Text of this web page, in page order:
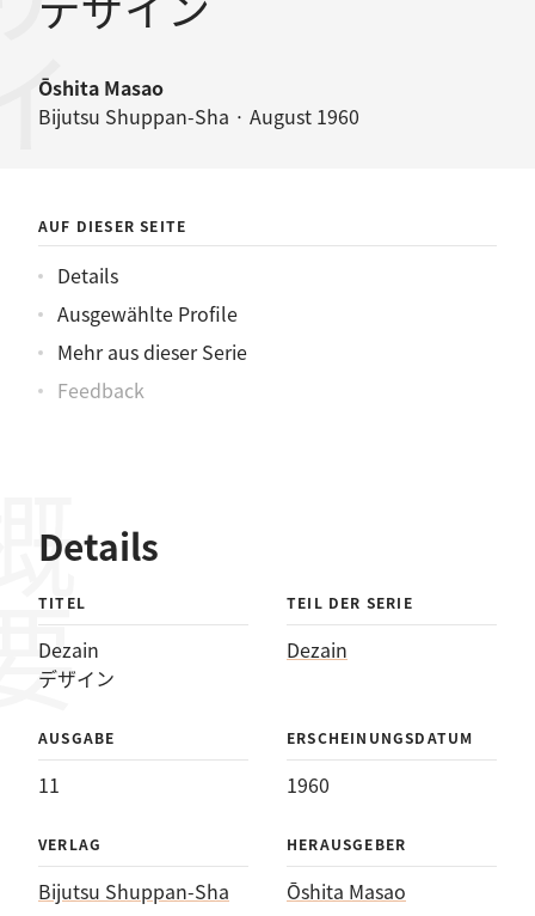
Ōshita Masao
Bijutsu Shuppan-Sha · August 1960
AUF DIESER SEITE
Details
Ausgewählte Profile
Mehr aus dieser Serie
Feedback
Details
TITEL
Dezain
デザイン
TEIL DER SERIE
Dezain
AUSGABE
11
ERSCHEINUNGSDATUM
1960
VERLAG
Bijutsu Shuppan-Sha
HERAUSGEBER
Ōshita Masao